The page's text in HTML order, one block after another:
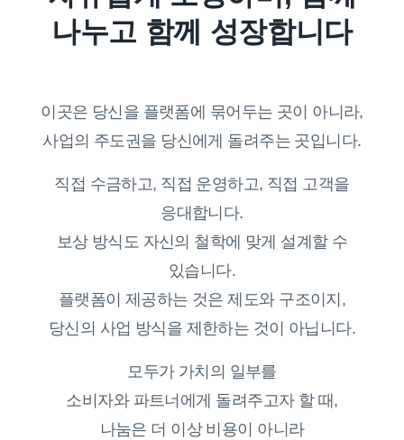
나누고 함께 성장합니다
이곳은 당신을 플랫폼에 묶어두는 곳이 아니라,
사업의 주도권을 당신에게 돌려주는 곳입니다.
직접 수금하고, 직접 운영하고, 직접 고객을
응대합니다.
보상 방식도 자신의 철학에 맞게 설계할 수
있습니다.
플랫폼이 제공하는 것은 제도와 구조이지,
당신의 사업 방식을 제한하는 것이 아닙니다.
모두가 가치의 일부를
소비자와 파트너에게 돌려주고자 할 때,
나눔은 더 이상 비용이 아니라